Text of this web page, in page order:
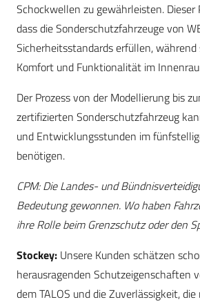
Schockwellen zu gewährleisten. Dieser
dass die Sonderschutzfahrzeuge von
Sicherheitsstandards erfüllen, während
Komfort und Funktionalität im
Der Prozess von der Modellierung bis
zertifizierten Sonderschutzfahrzeug
und Entwicklungsstunden im
benötigen.
CPM: Die Landes- und
Bedeutung gewonnen. Wo haben
ihre Rolle beim Grenzschutz oder den
Stockey: Unsere Kunden schätzen
herausragenden Schutzeigenschaften
dem TALOS und die Zuverlässigkeit,